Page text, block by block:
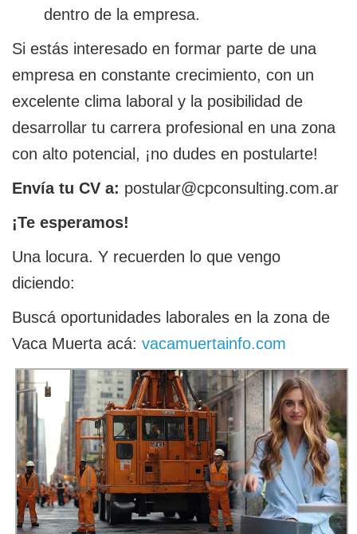
dentro de la empresa.
Si estás interesado en formar parte de una
empresa en constante crecimiento, con un
excelente clima laboral y la posibilidad de
desarrollar tu carrera profesional en una zona
con alto potencial, ¡no dudes en postularte!
Envía tu CV a: postular@cpconsulting.com.ar
¡Te esperamos!
Una locura. Y recuerden lo que vengo
diciendo:
Buscá oportunidades laborales en la zona de
Vaca Muerta acá: vacamuertainfo.com